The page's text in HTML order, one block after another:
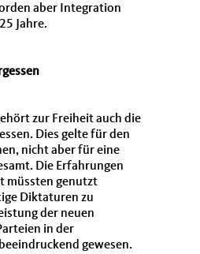
aber Integration
Jahre.
zur Freiheit auch die
Dies gelte für den
nicht aber für eine
Die Erfahrungen
müssten genutzt
Diktaturen zu
der neuen
in der
gewesen.